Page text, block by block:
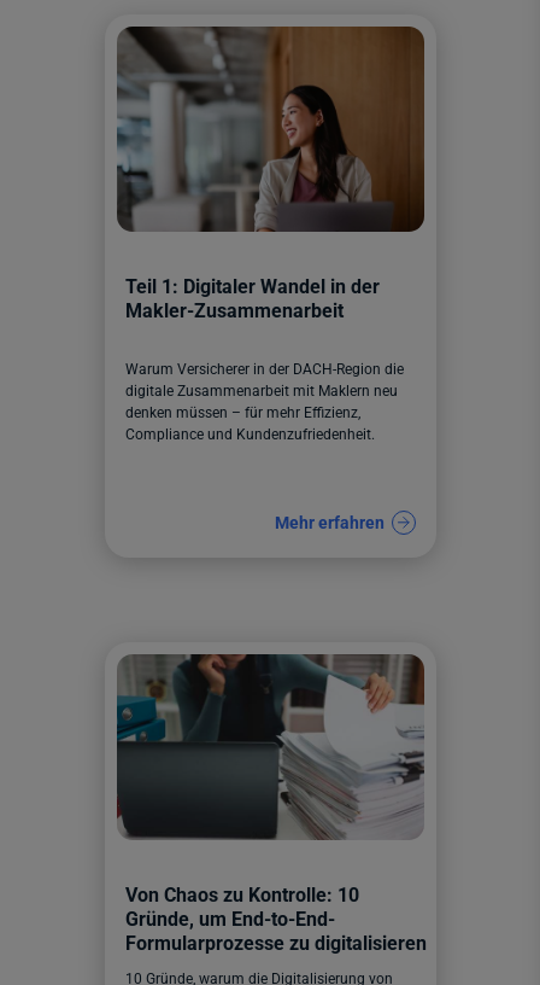
Teil 1: Digitaler Wandel in der
Makler-Zusammenarbeit
Warum Versicherer in der DACH-Region die
digitale Zusammenarbeit mit Maklern neu
denken müssen – für mehr Effizienz,
Compliance und Kundenzufriedenheit.
Mehr erfahren
Von Chaos zu Kontrolle: 10
Gründe, um End-to-End-
Formularprozesse zu digitalisieren
10 Gründe, warum die Digitalisierung von